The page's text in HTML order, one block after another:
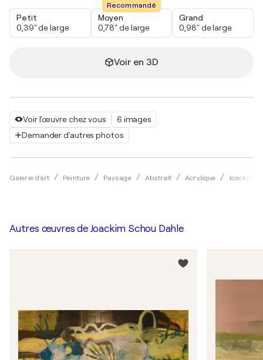
Voir l'œuvre chez vous
6 images
Demander d'autres photos
Galerie d'art Peinture Paysage Abstrait Acrylique Joackim
Petit
0,39" de large
Recommandé
Moyen
0,78" de large
Grand
0,98" de large
Voir en 3D
Autres œuvres de Joackim Schou Dahle